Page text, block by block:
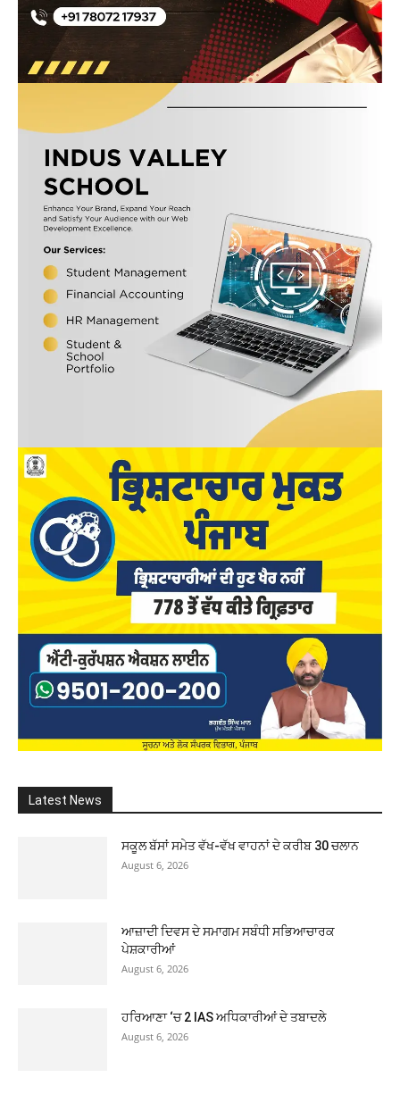
Latest News
ਸਕੂਲ ਬੱਸਾਂ ਸਮੇਤ ਵੱਖ-ਵੱਖ ਵਾਹਨਾਂ ਦੇ ਕਰੀਬ 30 ਚਲਾਨ
August 6, 2026
ਆਜ਼ਾਦੀ ਦਿਵਸ ਦੇ ਸਮਾਗਮ ਸਬੰਧੀ ਸਭਿਆਚਾਰਕ
ਪੇਸ਼ਕਾਰੀਆਂ
August 6, 2026
ਹਰਿਆਣਾ ‘ਚ 2 IAS ਅਧਿਕਾਰੀਆਂ ਦੇ ਤਬਾਦਲੇ
August 6, 2026